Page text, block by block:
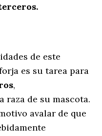
de este
es su tarea para
,
raza de su mascota.
avalar de que